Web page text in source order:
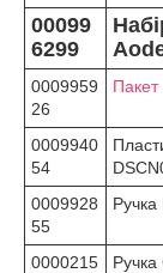
00099
6299
0009959
26
Пакет
0009940
54
0009928
55
0000215